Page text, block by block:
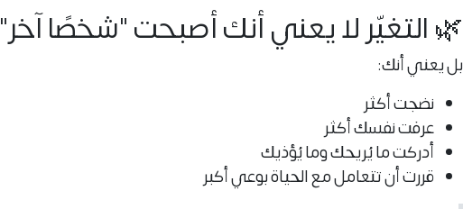
🌿 التغيّر لا يعني أنك أصبحت "شخصًا آخر"
بل يعني أنك:
نضجت أكثر
عرفت نفسك أكثر
أدركت ما يُريحك وما يُؤذيك
قررت أن تتعامل مع الحياة بوعي أكبر